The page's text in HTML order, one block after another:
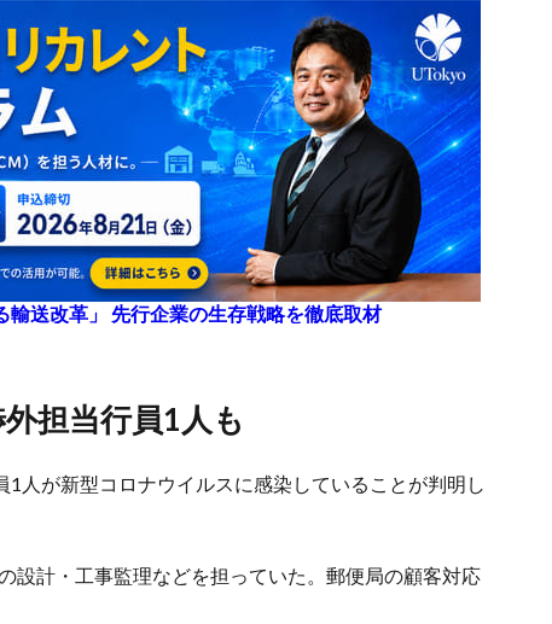
輸送改革」 先行企業の生存戦略を徹底取材
外担当行員1人も
人が新型コロナウイルスに感染していることが判明し
設計・工事監理などを担っていた。郵便局の顧客対応